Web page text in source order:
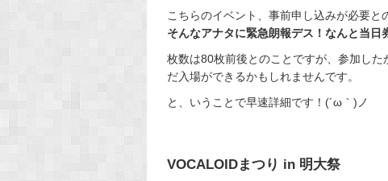
こちらのイベント、事前申し込みが必要と
そんなアナタに緊急朗報デス！なんと当日
枚数は80枚前後とのことですが、参加し
だ入場ができるかもしれませんです。
と、いうことで早速詳細です！(´ω｀)ノ
VOCALOIDまつり in 明大祭